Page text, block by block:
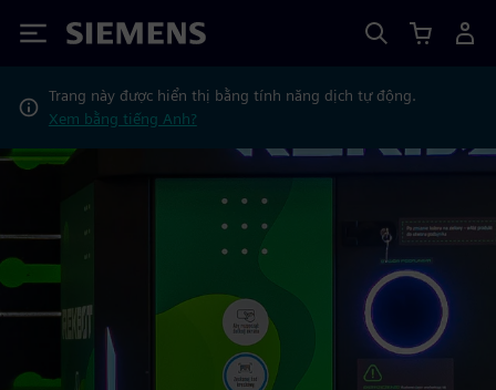
Siemens
Trang này được hiển thị bằng tính năng dịch tự động.
Xem bằng tiếng Anh?